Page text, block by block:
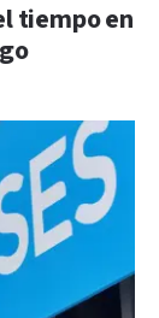
tiempo en